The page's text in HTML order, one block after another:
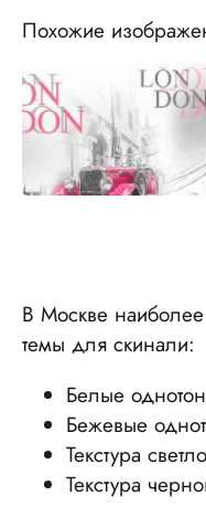
Похожие
В Москве
темы для скинали:
Белые
Бежевые
Текстура
Текстура